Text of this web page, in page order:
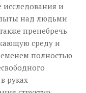
исследования и
над людьми
пренебречь
среду и
полностью
руках